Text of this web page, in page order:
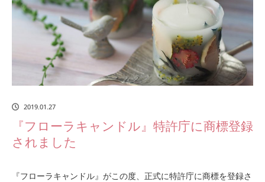
2019.01.27
『フローラキャンドル』特許庁に商標登録
されました
『フローラキャンドル』がこの度、正式に特許庁に商標を登録さ